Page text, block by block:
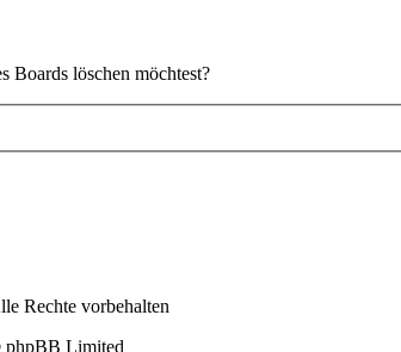
Boards löschen möchtest?
Rechte vorbehalten
Limited